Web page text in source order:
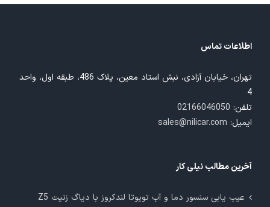
اطلاعات تماس
تهران، خیابان آزادی، نبش استاد معین، پلاک 486، طبقه اول، واحد
4
تلفن: 02166046050
ایمیل: sales@nilicar.com
آخرین مطالب نیلی کار
عیب یابی سنسور دما و آب تویوتا لندکروز با دیاگ زنیت Z5